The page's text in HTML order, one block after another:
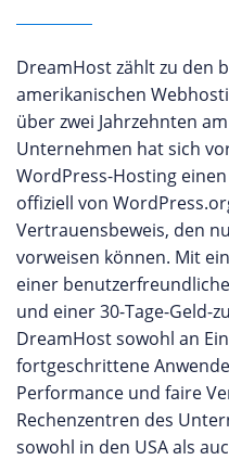
DreamHost zählt zu den
amerikanischen
über zwei Jahrzehnten
Unternehmen hat sich
WordPress-Hosting
offiziell von
Vertrauensbeweis, den
vorweisen können. Mit
einer
und einer 30-Tage-Geld-
DreamHost sowohl an
fortgeschrittene
Performance und faire
Rechenzentren des
sowohl in den USA als